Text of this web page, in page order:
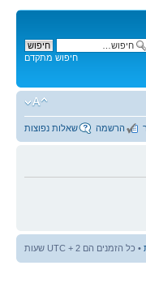
חיפוש מתקדם
שאלות נפוצות הרשמה
• כל הזמנים הם UTC + 2 שעות